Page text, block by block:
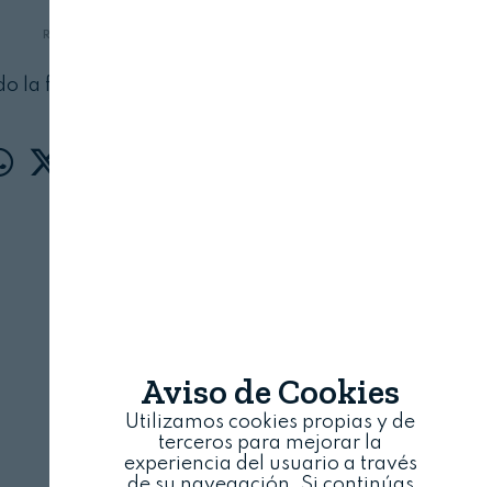
REVISTA ALIMENTARIA
la fábrica se mira en un espejo digital
Aviso de Cookies
Utilizamos cookies propias y de
terceros para mejorar la
experiencia del usuario a través